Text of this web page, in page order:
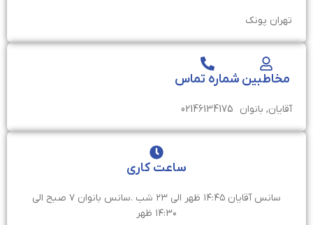
تهران پونک
مخاطبین
آقایان, بانوان
شماره تماس
02146134175
ساعت کاری
سانس آقایان ۱۴:۴۵ ظهر الی ۲۳ شب .سانس بانوان ۷ صبح الی
۱۴:۳۰ ظهر